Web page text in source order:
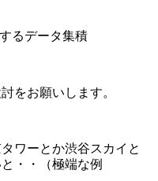
るデータ集積
をお願いします。
ワーとか渋谷スカイと
・・（極端な例